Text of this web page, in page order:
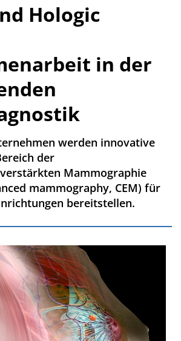
Hologic
in der
werden innovative
der
Mammographie
mammography, CEM) für
bereitstellen.